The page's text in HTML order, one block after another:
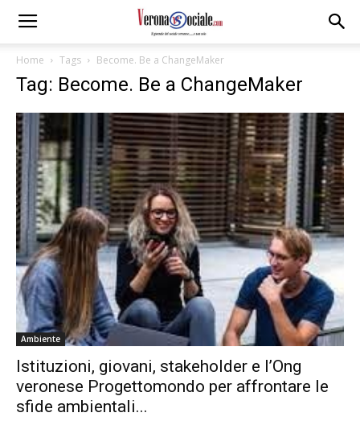
Home Tags Become. Be a ChangeMaker
Tag: Become. Be a ChangeMaker
Ambiente
Istituzioni, giovani, stakeholder e l’Ong
veronese Progettomondo per affrontare le
sfide ambientali...